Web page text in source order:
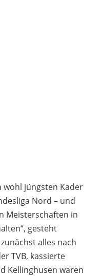
jüngsten Kader
Nord – und
Meisterschaften in
gesteht
alles nach
TVB, kassierte
Kellinghusen waren